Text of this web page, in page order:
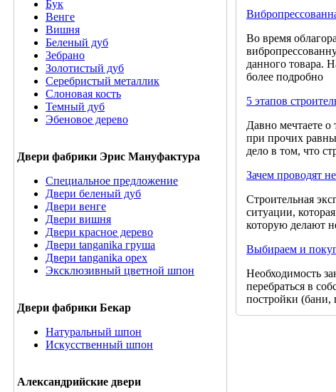
Бук
Венге
Вишня
Беленый дуб
Зебрано
Золотистый дуб
Серебристый металлик
Слоновая кость
Темный дуб
Эбеновое дерево
Двери фабрики Эрис Мануфактура
Специальное предложение
Двери беленый дуб
Двери венге
Двери вишня
Двери красное дерево
Двери tanganika груша
Двери tanganika oрех
Эксклюзивный цветной шпон
Двери фабрики Бекар
Натуральный шпон
Искусственный шпон
Александрийские двери
Во время
данного товара.
более подробно
5 этапов
Давно мечтаете о
при прочих
дело в том, что
Зачем проводят
Строительная
ситуации,
которую делают
Выбираем и
Необходимость
перебраться в
постройки (бани,